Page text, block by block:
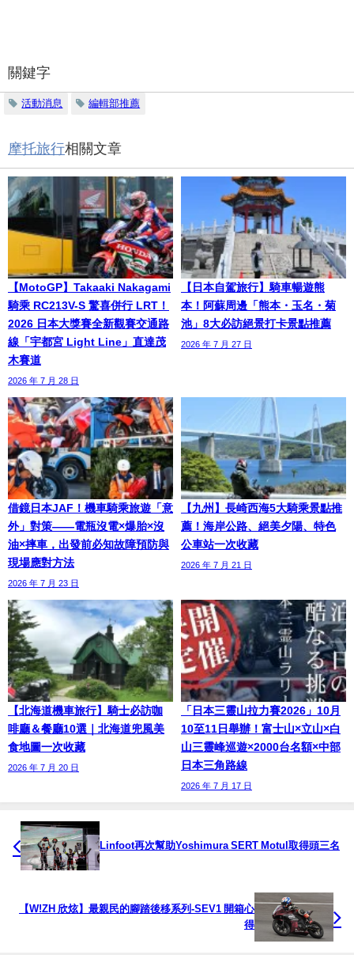
關鍵字
活動消息 編輯部推薦
摩托旅行相關文章
【MotoGP】Takaaki Nakagami
騎乘 RC213V-S 驚喜併行 LRT！
2026 日本大獎賽全新觀賽交通路
線「宇都宮 Light Line」直達茂
木賽道
2026 年 7 月 28 日
【日本自駕旅行】騎車暢遊熊
本！阿蘇周邊「熊本・玉名・菊
池」8大必訪絕景打卡景點推薦
2026 年 7 月 27 日
借鏡日本JAF！機車騎乘旅遊「意
外」對策——電瓶沒電×爆胎×沒
油×摔車，出發前必知故障預防與
現場應對方法
2026 年 7 月 23 日
【九州】長崎西海5大騎乘景點推
薦！海岸公路、絕美夕陽、特色
公車站一次收藏
2026 年 7 月 21 日
【北海道機車旅行】騎士必訪咖
啡廳＆餐廳10選｜北海道兜風美
食地圖一次收藏
2026 年 7 月 20 日
「日本三靈山拉力賽2026」10月
10至11日舉辦！富士山×立山×白
山三靈峰巡遊×2000台名額×中部
日本三角路線
2026 年 7 月 17 日
Linfoot再次幫助Yoshimura SERT Motul取得頭三名
【W!ZH 欣炫】最親民的腳踏後移系列-SEV1 開箱心
得